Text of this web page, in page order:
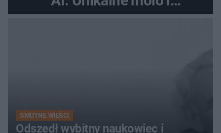
SMUTNE WIEŚCI
Odszedł wybitny naukowiec i